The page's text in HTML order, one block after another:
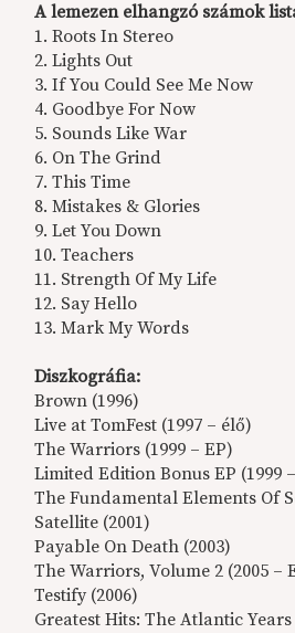
A lemezen elhangzó számok
1. Roots In Stereo
2. Lights Out
3. If You Could See Me Now
4. Goodbye For Now
5. Sounds Like War
6. On The Grind
7. This Time
8. Mistakes & Glories
9. Let You Down
10. Teachers
11. Strength Of My Life
12. Say Hello
13. Mark My Words
Diszkográfia:
Brown (1996)
Live at TomFest (1997 – élő)
The Warriors (1999 – EP)
Limited Edition Bonus EP (1999
The Fundamental Elements Of
Satellite (2001)
Payable On Death (2003)
The Warriors, Volume 2 (2005 –
Testify (2006)
Greatest Hits: The Atlantic